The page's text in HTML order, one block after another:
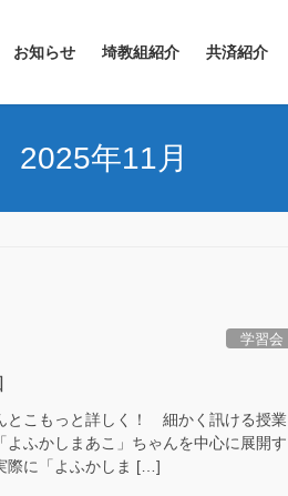
お知らせ 埼教組紹介 共済紹介
2025年11月
学習会
とこもっと詳しく！ 細かく訊ける授業
ふかしまあこ」ちゃんを中心に展開す
際に「よふかしま […]